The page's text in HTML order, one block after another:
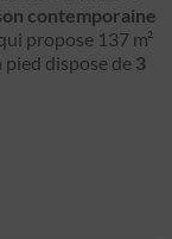
contemporaine
propose 137 m²
pied dispose de 3